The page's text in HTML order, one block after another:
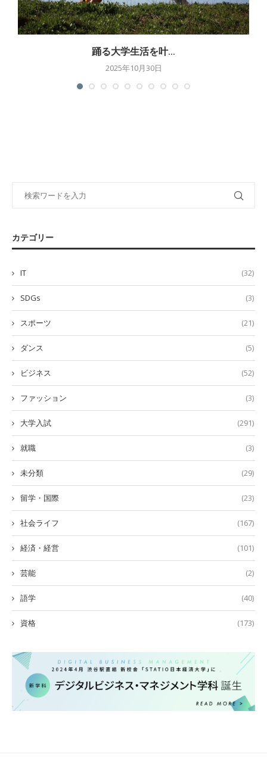
踊る大学生活を叶...
2025年10月30日
カテゴリー
IT (32)
SDGs (3)
スポーツ (21)
ダンス (5)
ビジネス (52)
ファッション (3)
大学入試 (291)
就職 (3)
未分類 (29)
留学・国際 (23)
社会ライフ (167)
経済・経営 (101)
芸能 (2)
語学 (40)
資格 (173)